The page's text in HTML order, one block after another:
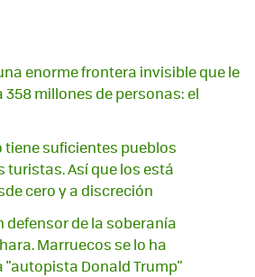
enorme frontera invisible que le
millones de personas: el
tiene suficientes pueblos
turistas. Así que los está
cero y a discreción
defensor de la soberanía
Marruecos se lo ha
"autopista Donald Trump"